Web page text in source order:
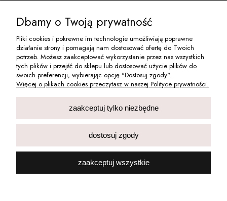
O NAS
MOJE KONTO
PŁATNOŚCI I DOSTAWA
Deni Carte Dorota Skwierczyńska Spółka Jawna wpisana do Centralnej
Ewidencji i Informacji o Działalności Gospodarczej Rzeczypospolitej
Polskiej prowadzonej przez Ministra właściwego d.s. gospodarki.
Dbamy o Twoją prywatność
Pliki cookies i pokrewne im technologie umożliwiają poprawne
działanie strony i pomagają nam dostosować ofertę do Twoich
potrzeb. Możesz zaakceptować wykorzystanie przez nas wszystkich
tych plików i przejść do sklepu lub dostosować użycie plików do
swoich preferencji, wybierając opcję "Dostosuj zgody".
Więcej o plikach cookies przeczytasz w naszej Polityce prywatności.
zaakceptuj tylko niezbędne
dostosuj zgody
zaakceptuj wszystkie